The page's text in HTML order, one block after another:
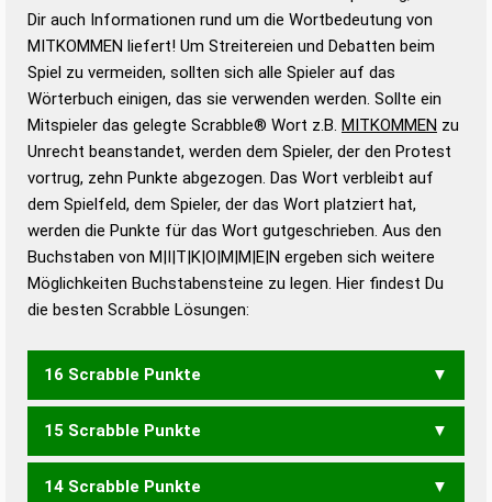
Wortanalyse-Algorithmus gute Anhaltspunkte zu
Wortbedeutung, Worttrennung und Wortform, um die
Gültigkeit eines Wortes für das Scrabble-Spiel zu
bestimmen! zugelassene Turnier Scrabble-
Wörterbücher sind:
Duden – Standardwerk in 12 Bänden
Duden – Richtiges und gutes
Deutsch
Duden – Die deutsche Grammatik
Duden – Deutsches
Universalwörterbuch
Dir auch Informationen rund um die Wortbedeutung von
MITKOMMEN liefert! Um Streitereien und Debatten beim
Spiel zu vermeiden, sollten sich alle Spieler auf das
Wörterbuch einigen, das sie verwenden werden. Sollte ein
Mitspieler das gelegte Scrabble® Wort z.B. MITKOMMEN zu
Unrecht beanstandet, werden dem Spieler, der den Protest
vortrug, zehn Punkte abgezogen. Das Wort verbleibt auf
dem Spielfeld, dem Spieler, der das Wort platziert hat,
werden die Punkte für das Wort gutgeschrieben. Aus den
Buchstaben von M|I|T|K|O|M|M|E|N ergeben sich weitere
Möglichkeiten Buchstabensteine zu legen. Hier findest Du
die besten Scrabble Lösungen:
16 Scrabble Punkte
15 Scrabble Punkte
ENTKOMM KOMMENT
14 Scrabble Punkte